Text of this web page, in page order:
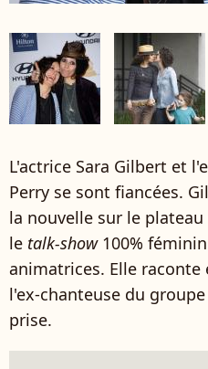
L'actrice Sara Gilbert et
Perry se sont fiancées.
la nouvelle sur le plateau
le talk-show100%
animatrices. Elle
l'ex-chanteuse du
prise.